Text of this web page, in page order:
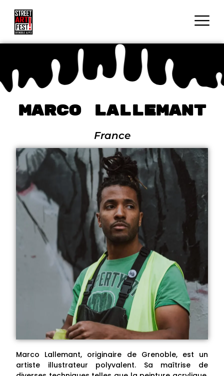
Marco Lallemant
France
Marco Lallemant, originaire de Grenoble, est un
artiste illustrateur polyvalent. Sa maîtrise de